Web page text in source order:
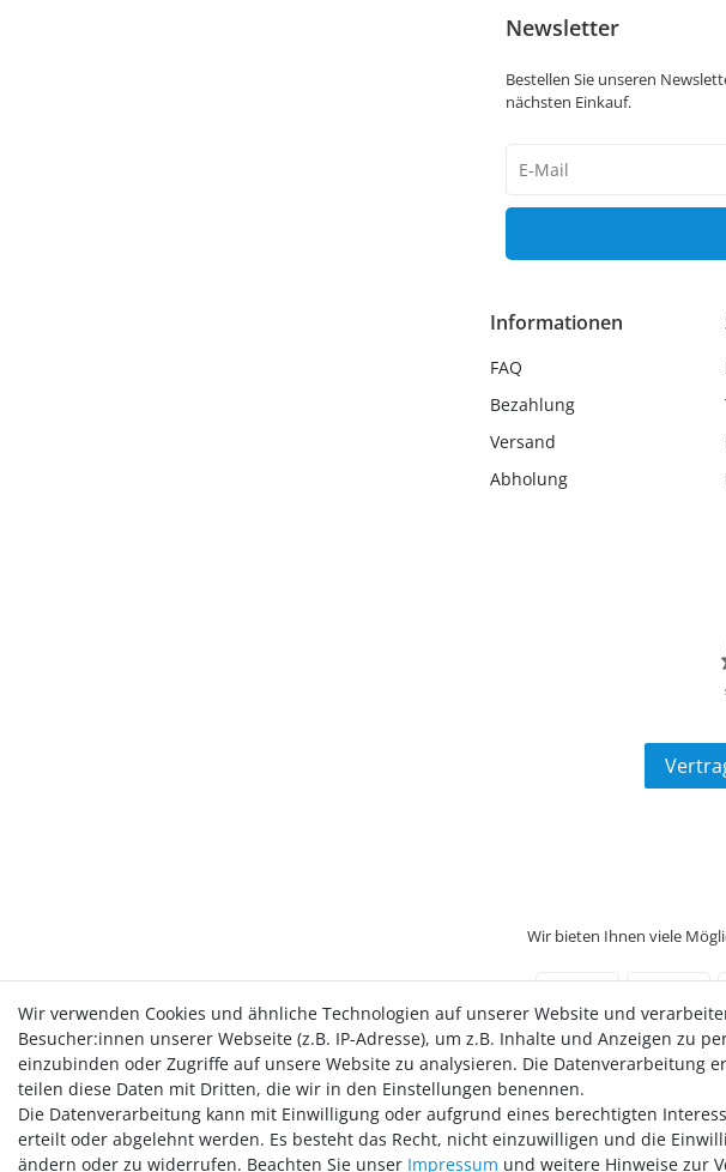
Newsletter
Bestellen Sie unseren
nächsten Einkauf.
Honig
Informationen
FAQ
Bezahlung
Versand
Abholung
Wir bieten Ihnen viele
Wir verwenden Cookies und ähnliche Technologien auf unserer Website und
Besucher:innen unserer Webseite (z.B. IP-Adresse), um z.B. Inhalte und Anzeigen zu
einzubinden oder Zugriffe auf unsere Website zu analysieren. Die Datenverarbeitung
teilen diese Daten mit Dritten, die wir in den Einstellungen benennen.
Die Datenverarbeitung kann mit Einwilligung oder aufgrund eines berechtigten
erteilt oder abgelehnt werden. Es besteht das Recht, nicht einzuwilligen und die
ändern oder zu widerrufen. Beachten Sie unser Impressum und weitere Hinweise zur